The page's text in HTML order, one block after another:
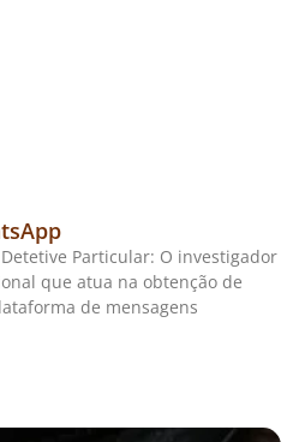
Particular: O investigador
que atua na obtenção de
de mensagens